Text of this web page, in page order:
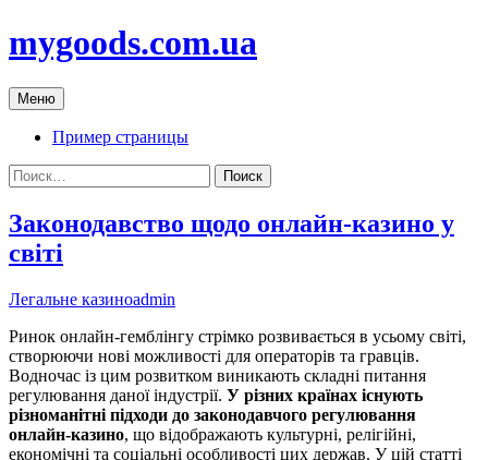
Перейти
к
mygoods.com.ua
Меню
Пример страницы
Найти:
Законодавство щодо онлайн-казино у
світі
Легальне казиноadmin
Ринок онлайн-гемблінгу стрімко розвивається в усьому світі,
створюючи нові можливості для операторів та гравців.
Водночас із цим розвитком виникають складні питання
регулювання даної індустрії. У різних країнах існують
різноманітні підходи до законодавчого регулювання
онлайн-казино, що відображають культурні, релігійні,
економічні та соціальні особливості цих держав. У цій статті